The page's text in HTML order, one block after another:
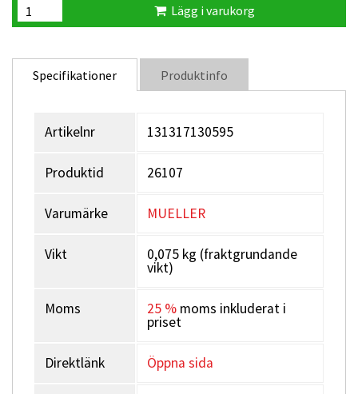
Lägg i varukorg
Specifikationer Produktinfo
Artikelnr 131317130595
Produktid 26107
Varumärke MUELLER
Vikt 0,075 kg (fraktgrundande
vikt)
Moms 25 % moms inkluderat i
priset
Direktlänk Öppna sida